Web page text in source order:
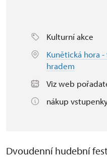
Kulturní akce
Kunětická hora
hradem
Viz web
nákup
Dvoudenní hudební